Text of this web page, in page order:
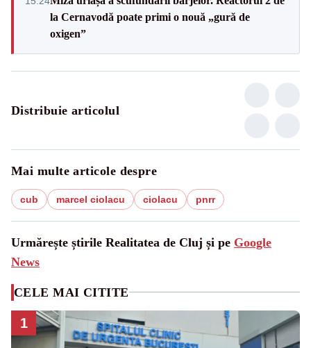
la Cernavodă poate primi o nouă „gură de
oxigen”
Distribuie articolul
Mai multe articole despre
cub marcel ciolacu ciolacu pnrr
Urmărește știrile Realitatea de Cluj și pe Google
News
CELE MAI CITITE
1